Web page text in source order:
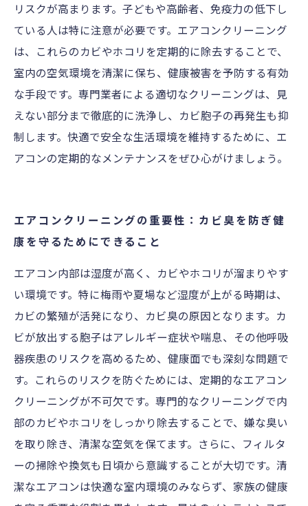
リスクが高まります。子どもや高齢者、免疫力の低下し
ている人は特に注意が必要です。エアコンクリーニング
は、これらのカビやホコリを定期的に除去することで、
室内の空気環境を清潔に保ち、健康被害を予防する有効
な手段です。専門業者による適切なクリーニングは、見
えない部分まで徹底的に洗浄し、カビ胞子の再発生も抑
制します。快適で安全な生活環境を維持するために、エ
アコンの定期的なメンテナンスをぜひ心がけましょう。
エアコンクリーニングの重要性：カビ臭を防ぎ健
康を守るためにできること
エアコン内部は湿度が高く、カビやホコリが溜まりやす
い環境です。特に梅雨や夏場など湿度が上がる時期は、
カビの繁殖が活発になり、カビ臭の原因となります。カ
ビが放出する胞子はアレルギー症状や喘息、その他呼吸
器疾患のリスクを高めるため、健康面でも深刻な問題で
す。これらのリスクを防ぐためには、定期的なエアコン
クリーニングが不可欠です。専門的なクリーニングで内
部のカビやホコリをしっかり除去することで、嫌な臭い
を取り除き、清潔な空気を保てます。さらに、フィルタ
ーの掃除や換気も日頃から意識することが大切です。清
潔なエアコンは快適な室内環境のみならず、家族の健康